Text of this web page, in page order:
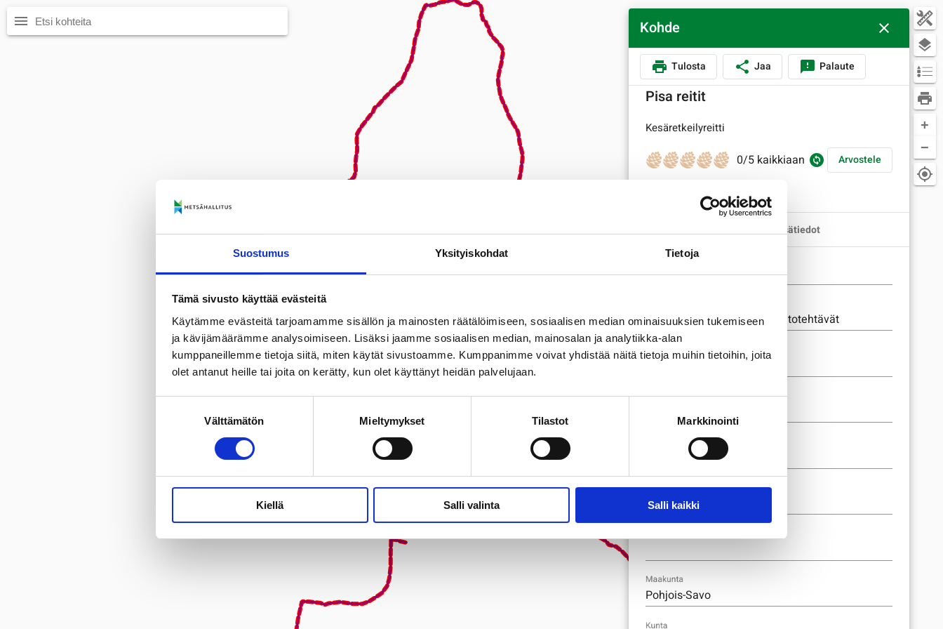
Suostumus Yksityiskohdat Tietoja
Tämä sivusto käyttää evästeitä
Käytämme evästeitä tarjoamamme sisällön ja mainosten räätälöimiseen, sosiaalisen median ominaisuuksien tukemiseen
ja kävijämäärämme analysoimiseen. Lisäksi jaamme sosiaalisen median, mainosalan ja analytiikka-alan
kumppaneillemme tietoja siitä, miten käytät sivustoamme. Kumppanimme voivat yhdistää näitä tietoja muihin tietoihin, joita
olet antanut heille tai joita on kerätty, kun olet käyttänyt heidän palvelujaan.
Välttämätön Mieltymykset Tilastot Markkinointi
Kiellä Salli valinta Salli kaikki
layers
print
my_location
menu Kohde close
print Tulosta share Jaa feedback Palaute
Pisa reitit
Kesäretkeilyreitti
0/5 kaikkiaan change_circle Arvostele
Lisätiedot
Reittiluokka
Perustamisvuosi
Kulkupituus
Vaativuusluokiteltua (km)
Vaativuusluokiteltua (%)
Maakunta
Kunta
+
−